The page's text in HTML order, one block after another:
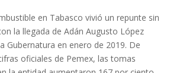
en Tabasco vivió un repunte sin
la llegada de Adán Augusto López
Gubernatura en enero de 2019. De
oficiales de Pemex, las tomas